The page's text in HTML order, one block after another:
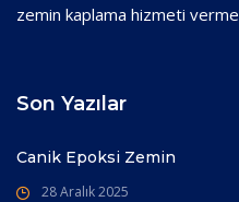
zemin kaplama hizmeti
Son Yazılar
Canik Epoksi Zemin
28 Aralık 2025